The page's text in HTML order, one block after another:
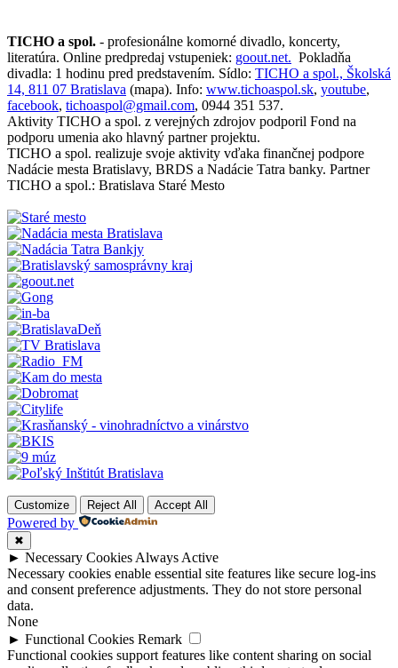
TICHO a spol. - profesionálne komorné divadlo, koncerty,
literatúra. Online predpredaj vstupeniek: goout.net. Pokladňa
divadla: 1 hodinu pred predstavením. Sídlo: TICHO a spol., Školská
14, 811 07 Bratislava (mapa). Info: www.tichoaspol.sk, youtube,
facebook, tichoaspol@gmail.com, 0944 351 537.
Aktivity TICHO a spol. z verejných zdrojov podporil Fond na
podporu umenia ako hlavný partner projektu.
TICHO a spol. realizuje svoje aktivity vďaka finančnej podpore
Nadácie mesta Bratislavy, BRDS a Nadácie Tatra banky. Partner
TICHO a spol.: Bratislava Staré Mesto
Customize Reject All Accept All
Powered by
✖
► Necessary Cookies Always Active
Necessary cookies enable essential site features like secure log-ins
and consent preference adjustments. They do not store personal
data.
None
► Functional Cookies Remark
Functional cookies support features like content sharing on social